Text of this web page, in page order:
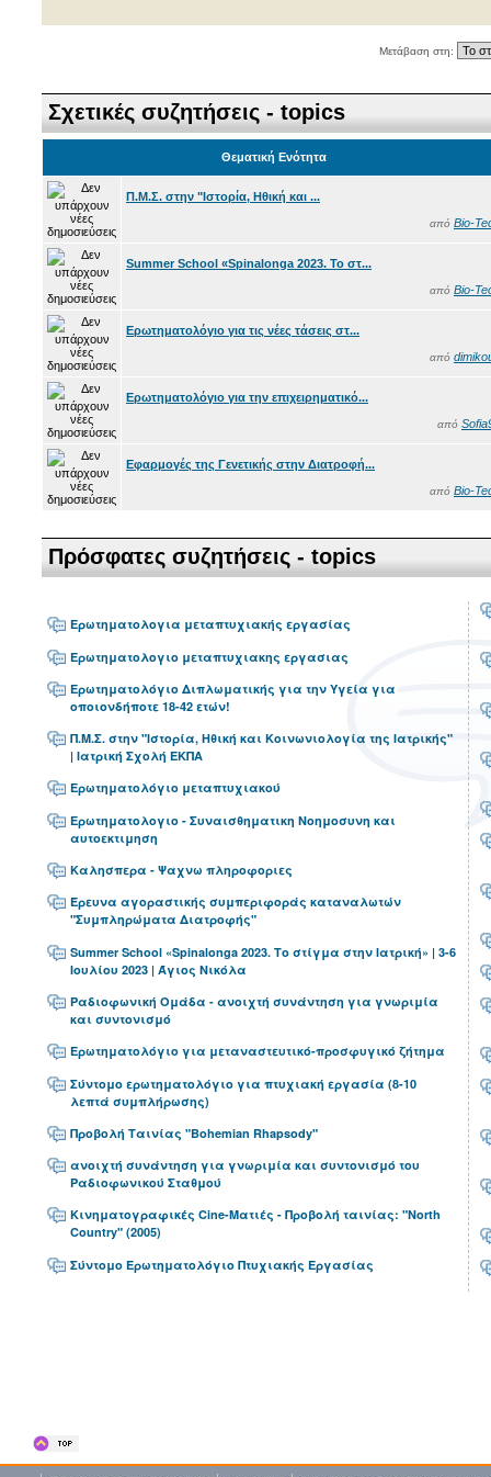
Μετάβαση στη:
Σχετικές συζητήσεις - topics
Θεματική Ενότητα
Π.Μ.Σ. στην "Ιστορία, Ηθική και ...
από Bio-
Summer School «Spinalonga 2023. Το στ...
από Bio-
Ερωτηματολόγιο για τις νέες τάσεις στ...
από
Ερωτηματολόγιο για την επιχειρηματικό...
από
Εφαρμογές της Γενετικής στην Διατροφή...
από Bio-
Πρόσφατες συζητήσεις - topics
Ερωτηματολογια μεταπτυχιακής εργασίας
Ερωτηματολογιο μεταπτυχιακης εργασιας
Ερωτηματολόγιο Διπλωματικής για την Υγεία για
οποιονδήποτε 18-42 ετών!
Π.Μ.Σ. στην "Ιστορία, Ηθική και Κοινωνιολογία της Ιατρικής"
| Ιατρική Σχολή ΕΚΠΑ
Ερωτηματολόγιο μεταπτυχιακού
Ερωτηματολογιο - Συναισθηματικη Νοημοσυνη και
αυτοεκτιμηση
Καλησπερα - Ψαχνω πληροφοριες
Έρευνα αγοραστικής συμπεριφοράς καταναλωτών
"Συμπληρώματα Διατροφής"
Summer School «Spinalonga 2023. Το στίγμα στην Ιατρική» | 3-6
Ιουλίου 2023 | Άγιος Νικόλα
Ραδιοφωνική Ομάδα - ανοιχτή συνάντηση για γνωριμία
και συντονισμό
Ερωτηματολόγιο για μεταναστευτικό-προσφυγικό ζήτημα
Σύντομο ερωτηματολόγιο για πτυχιακή εργασία (8-10
λεπτά συμπλήρωσης)
Προβολή Ταινίας "Bohemian Rhapsody"
ανοιχτή συνάντηση για γνωριμία και συντονισμό του
Ραδιοφωνικού Σταθμού
Κινηματογραφικές Cine-Ματιές - Προβολή ταινίας: "North
Country" (2005)
Σύντομο Ερωτηματολόγιο Πτυχιακής Εργασίας